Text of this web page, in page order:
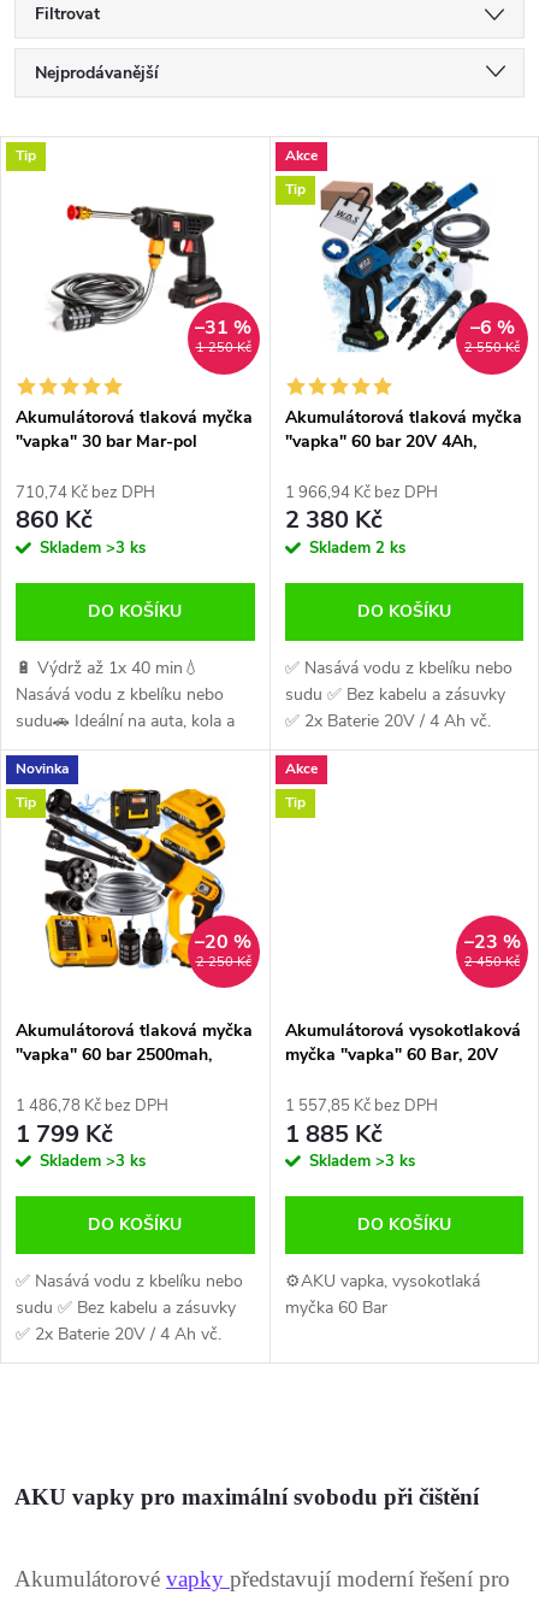
Filtrovat
Ř
a
í
p
r
o
u
k
t
Nejprodávanější
Nejdražší
Abecedně
V
s
p
r
o
d
u
k
t
Tip
1 250 Kč
–31 %
Akumulátorová tlaková myčka
"vapka" 30 bar Mar-pol
710,74 Kč bez DPH
860 Kč
Skladem >3 ks
DO KOŠÍKU
🔋 Výdrž až 1x 40 min💧
Nasává vodu z kbelíku nebo
sudu🚗 Ideální na auta, kola a
motorky📦 Včetně baterie a
nabíječky🚚 Objednejte do 12
hodin, na druhý den u Vás
Akce
Tip
2 550 Kč
–6 %
Akumulátorová tlaková myčka
"vapka" 60 bar 20V 4Ah,
WDS2250
1 966,94 Kč bez DPH
2 380 Kč
Skladem 2 ks
DO KOŠÍKU
✅ Nasává vodu z kbelíku nebo
sudu ✅ Bez kabelu a zásuvky
✅ 2x Baterie 20V / 4 Ah vč.
nabíječky v balení ✅ Tlak 60 bar
pro běžné domácí mytí ✅
Ideální na chatu, zahradu i...
Novinka
Tip
2 250 Kč
–20 %
Akumulátorová tlaková myčka
"vapka" 60 bar 2500mah,
1 486,78 Kč bez DPH
1 799 Kč
Skladem >3 ks
DO KOŠÍKU
✅ Nasává vodu z kbelíku nebo
sudu ✅ Bez kabelu a zásuvky
✅ 2x Baterie 20V / 4 Ah vč.
nabíječky v balení ✅ Tlak 60 bar
Akce
Tip
2 450 Kč
–23 %
Akumulátorová vysokotlaková
myčka "vapka" 60 Bar, 20V
1 557,85 Kč bez DPH
1 885 Kč
Skladem >3 ks
DO KOŠÍKU
⚙️AKU vapka, vysokotlaká
myčka 60 Bar
v
á
AKU vapky pro maximální svobodu při čištění
Akumulátorové vapky představují moderní řešení pro